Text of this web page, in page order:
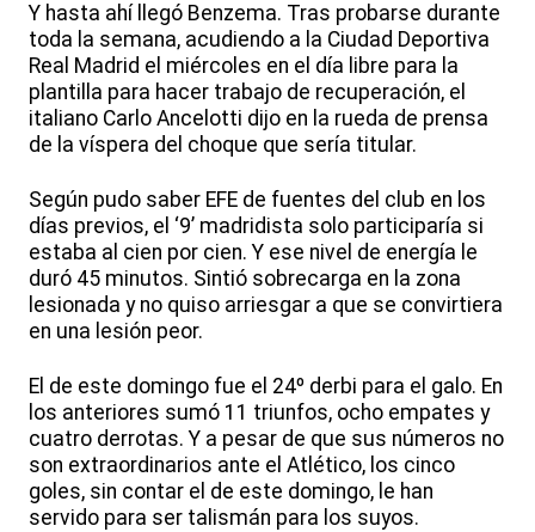
Y hasta ahí llegó Benzema. Tras probarse durante
toda la semana, acudiendo a la Ciudad Deportiva
Real Madrid el miércoles en el día libre para la
plantilla para hacer trabajo de recuperación, el
italiano Carlo Ancelotti dijo en la rueda de prensa
de la víspera del choque que sería titular.
Según pudo saber EFE de fuentes del club en los
días previos, el ‘9’ madridista solo participaría si
estaba al cien por cien. Y ese nivel de energía le
duró 45 minutos. Sintió sobrecarga en la zona
lesionada y no quiso arriesgar a que se convirtiera
en una lesión peor.
El de este domingo fue el 24º derbi para el galo. En
los anteriores sumó 11 triunfos, ocho empates y
cuatro derrotas. Y a pesar de que sus números no
son extraordinarios ante el Atlético, los cinco
goles, sin contar el de este domingo, le han
servido para ser talismán para los suyos.